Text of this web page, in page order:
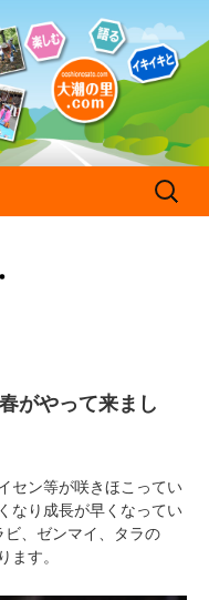
検
索:
がやって来まし
セン等が咲きほこってい
なり成長が早くなってい
ビ、ゼンマイ、タラの
ます。